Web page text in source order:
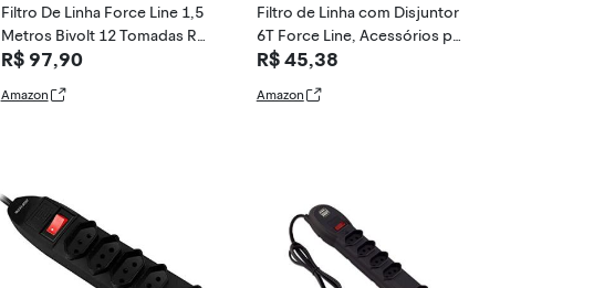
Filtro De Linha Force Line 1,5
Metros Bivolt 12 Tomadas Re
gua Extensora Rack Padrao, 0
R$ 97,90
Amazon
Filtro de Linha com Disjuntor
6T Force Line, Acessórios par
a Computador, Preto
R$ 45,38
Amazon